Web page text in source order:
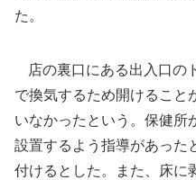
た。
店の裏口にある出入口の
で換気するため開けること
いなかったという。保健所
設置するよう指導があった
付けるとした。また、床に